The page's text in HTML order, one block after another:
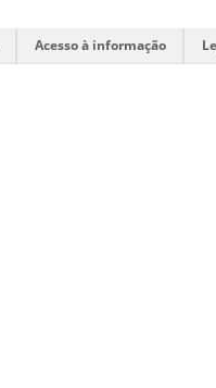
Acesso à informação